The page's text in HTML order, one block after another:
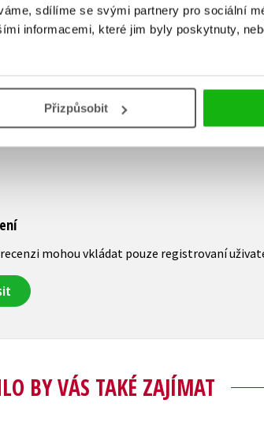
sdílíme se svými partnery pro sociální
informacemi, které jim byly poskytnuty,
Přizpůsobit
mohou vkládat pouze registrovaní
BY VÁS TAKÉ ZAJÍMAT